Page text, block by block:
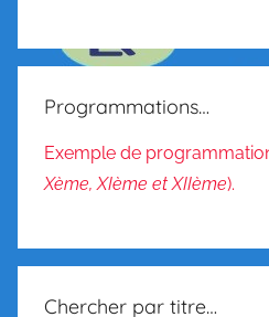
Programmations…
Exemple de
Xème, XIème et XIIème).
Chercher par titre…